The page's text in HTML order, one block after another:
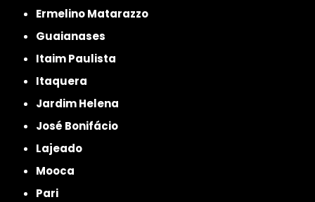
Ermelino Matarazzo
Guaianases
Itaim Paulista
Itaquera
Jardim Helena
José Bonifácio
Lajeado
Mooca
Pari